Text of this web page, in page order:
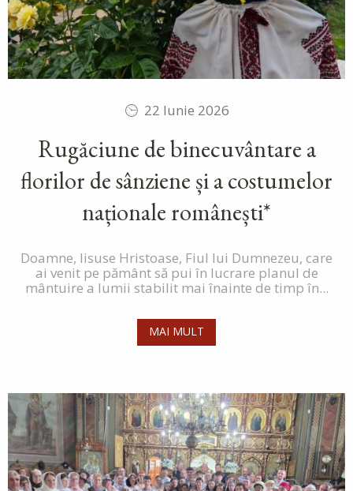
22 Iunie 2026
Rugăciune de binecuvântare a
florilor de sânziene și a costumelor
naționale românești*
Doamne, Iisuse Hristoase, Fiul lui Dumnezeu, care
ai venit pe pământ să pui în lucrare planul de
mântuire a lumii stabilit mai înainte de timp în...
MAI MULT